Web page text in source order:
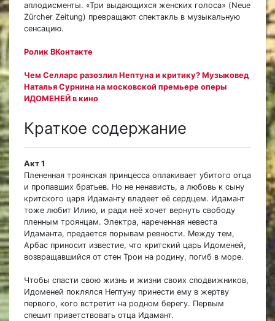
аплодисменты. «Три выдающихся женских голоса» (Neue
Zürcher Zeitung) превращают спектакль в музыкальную
сенсацию.
Ролик ВКонтакте
Чем Селларс разозлил Нептуна и критику? Музыковед
Наталья Сурнина на московской премьере оперы
ИДОМЕНЕЙ в кино
Краткое содержание
Акт 1
Плененная троянская принцесса оплакивает убитого отца
и пропавших братьев. Но не ненависть, а любовь к сыну
критского царя Идаманту владеет её сердцем. Идамант
тоже любит Илию, и ради неё хочет вернуть свободу
пленным троянцам. Электра, нареченная невеста
Идаманта, предается порывам ревности. Между тем,
Арбас приносит известие, что критский царь Идоменей,
возвращавшийся от стен Трои на родину, погиб в море.
Чтобы спасти свою жизнь и жизни своих сподвижников,
Идоменей поклялся Нептуну принести ему в жертву
первого, кого встретит на родном берегу. Первым
спешит приветствовать отца Идамант.